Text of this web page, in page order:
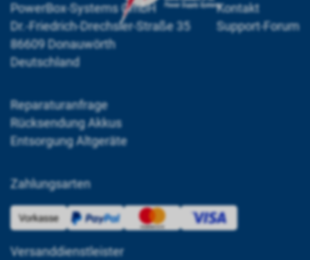
PowerBox-Systems GmbH
Dr.-Friedrich-Drechsler-Straße 35
86609 Donauwörth
Deutschland
Kontakt
Support-Forum
Reparaturanfrage
Rücksendung Akkus
Entsorgung Altgeräte
Zahlungsarten
Versanddienstleister